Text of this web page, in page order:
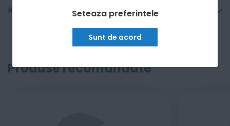
Seteaza preferintele
Sunt de acord
Recenzii
Produse recomandate